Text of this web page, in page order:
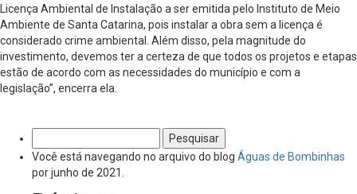
Licença Ambiental de Instalação a ser emitida pelo Instituto de Meio
Ambiente de Santa Catarina, pois instalar a obra sem a licença é
considerado crime ambiental. Além disso, pela magnitude do
investimento, devemos ter a certeza de que todos os projetos e etapas
estão de acordo com as necessidades do município e com a
legislação”, encerra ela.
por:
Você está navegando no arquivo do blog Águas de Bombinhas
por junho de 2021.